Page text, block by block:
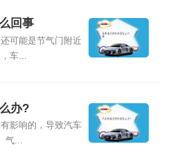
回事
可能是节气门附近
车...
办?
影响的，导致汽车
气...